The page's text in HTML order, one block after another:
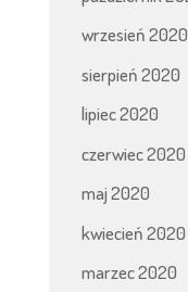
wrzesień 2020
sierpień 2020
lipiec 2020
czerwiec 2020
maj 2020
kwiecień 2020
marzec 2020